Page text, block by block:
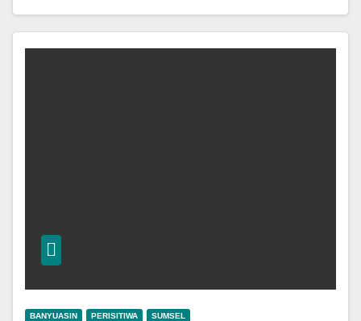
BANYUASIN PERISITIWA SUMSEL